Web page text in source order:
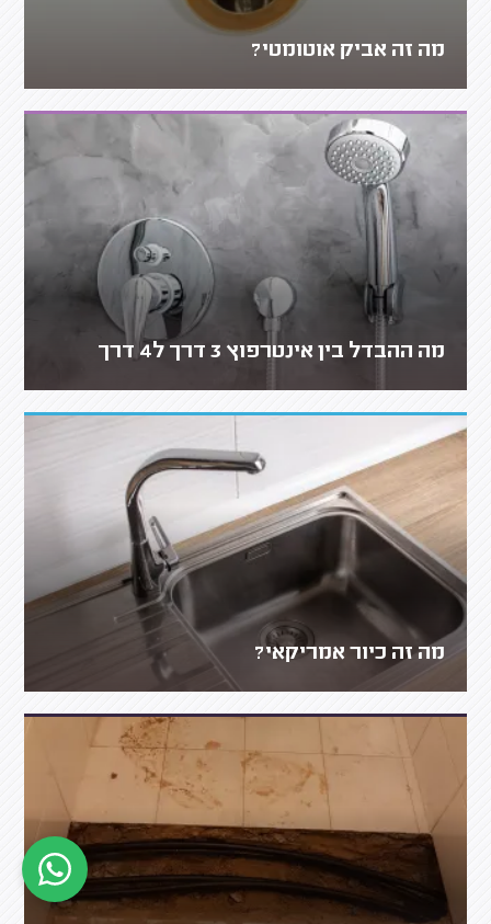
מה זה אביק אוטומטי?
מה ההבדל בין אינטרפוץ 3 דרך ל4 דרך
מה זה כיור אמריקאי?